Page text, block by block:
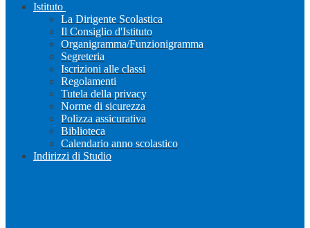
Istituto
La Dirigente Scolastica
Il Consiglio d'Istituto
Organigramma/Funzionigramma
Segreteria
Iscrizioni alle classi
Regolamenti
Tutela della privacy
Norme di sicurezza
Polizza assicurativa
Biblioteca
Calendario anno scolastico
Indirizzi di Studio